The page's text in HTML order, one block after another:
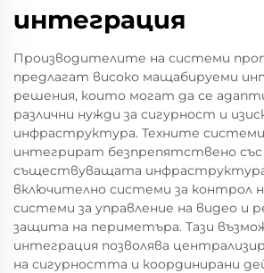
интеграция
Производителите на системи
предлагат високо мащабируеми
решения, които могат да се
различни нужди за сигурност и
инфраструктура. Техните
интегрират безпрепятствено със
съществуващата инфраструктура
включително системи за контрол
системи за управление на видео и
защита на периметъра. Тази
интеграция позволява
на сигурността и координирани